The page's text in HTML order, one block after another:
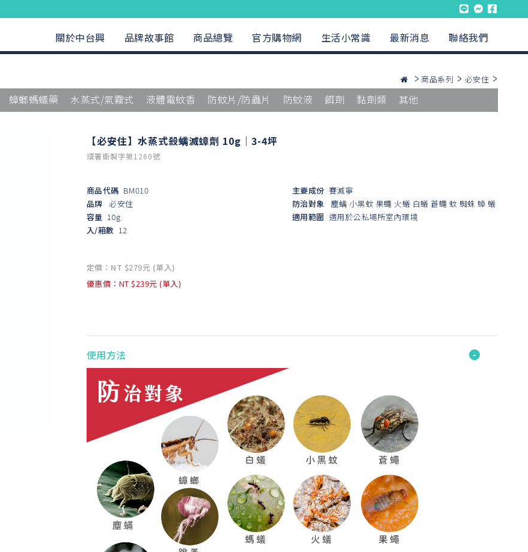
關於中台興 品牌故事館 商品總覽 官方購物網 生活小常識 最新消息 聯絡我們
商品系列 必安住
蟑螂螞蟻藥 水蒸式/氣霧式 液體電蚊香 防蚊片/防蟲片 防蚊液 餌劑 黏劑類 其他
【必安住】水蒸式殺螨滅蟑劑 10g｜3-4坪
環署衛製字第1260號
商品代碼 BM010
品牌 必安住
容量 10g
入/箱數 12
主要成份 賽滅寧
防治對象
塵螨 小黑蚊 果蠅 火蟻 白蟻 蒼蠅 蚊 蜘蛛 蟑 蟻
適用範圍 適用於公私場所室內環境
定價：NT $279元 (單入)
優惠價：NT $239元 (單入)
使用方法